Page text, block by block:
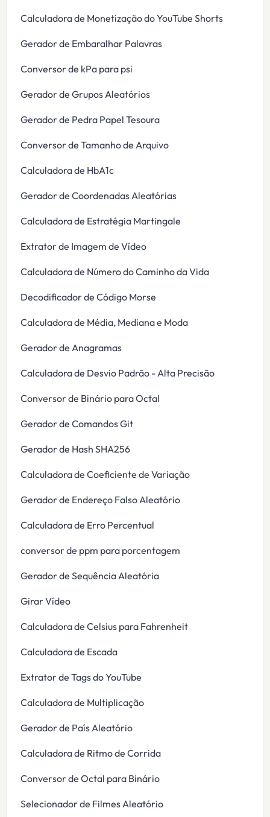
Calculadora de Monetização do YouTube Shorts
Gerador de Embaralhar Palavras
Conversor de kPa para psi
Gerador de Grupos Aleatórios
Gerador de Pedra Papel Tesoura
Conversor de Tamanho de Arquivo
Calculadora de HbA1c
Gerador de Coordenadas Aleatórias
Calculadora de Estratégia Martingale
Extrator de Imagem de Vídeo
Calculadora de Número do Caminho da Vida
Decodificador de Código Morse
Calculadora de Média, Mediana e Moda
Gerador de Anagramas
Calculadora de Desvio Padrão - Alta Precisão
Conversor de Binário para Octal
Gerador de Comandos Git
Gerador de Hash SHA256
Calculadora de Coeficiente de Variação
Gerador de Endereço Falso Aleatório
Calculadora de Erro Percentual
conversor de ppm para porcentagem
Gerador de Sequência Aleatória
Girar Vídeo
Calculadora de Celsius para Fahrenheit
Calculadora de Escada
Extrator de Tags do YouTube
Calculadora de Multiplicação
Gerador de País Aleatório
Calculadora de Ritmo de Corrida
Conversor de Octal para Binário
Selecionador de Filmes Aleatório